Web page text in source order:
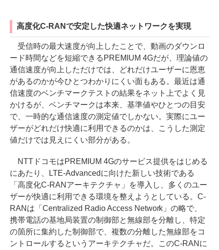
高度化C-RANで安定した快適ネットワークを実現
受信時の最大速度が向上したことで、動画のダウンロ
ード時間などを短縮できるPREMIUM 4Gだが、理論値の
通信速度が向上しただけでは、どれだけユーザーに恩恵
があるのかが今ひとつわかりにくい面もある。最近は通
信速度のベンチマークテストの結果をネット上でよく見
かけるが、ベンチマークは本来、基準値やひとつの目安
で、一時的な通信速度の測定値でしかない。実際にユー
ザーがどれだけ快適に利用できるのかは、こうした測定
値だけでは見えにくい部分がある。
NTTドコモはPREMIUM 4Gのサービス提供をはじめる
にあたり、LTE-Advancedに向けた新しい技術である
「高度化C-RANアーキテクチャ」を導入し、多くのユー
ザーが快適に利用できる環境を整えようとしている。C-
RANは「Centralized Radio Access Network」の略で、
携帯電話の基地局装置の制御部と無線部を分離し、特定
の箇所に集約した制御部で、複数の分離した無線部をコ
ントロールするというアーキテクチャだ。このC-RANに